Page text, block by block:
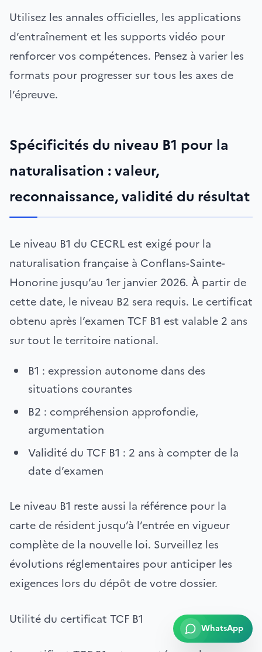
Utilisez les annales officielles, les applications
d’entraînement et les supports vidéo pour
renforcer vos compétences. Pensez à varier les
formats pour progresser sur tous les axes de
l’épreuve.
Spécificités du niveau B1 pour la
naturalisation : valeur,
reconnaissance, validité du résultat
Le niveau B1 du CECRL est exigé pour la
naturalisation française à Conflans-Sainte-
Honorine jusqu’au 1er janvier 2026. À partir de
cette date, le niveau B2 sera requis. Le certificat
obtenu après l’examen TCF B1 est valable 2 ans
sur tout le territoire national.
B1 : expression autonome dans des
situations courantes
B2 : compréhension approfondie,
argumentation
Validité du TCF B1 : 2 ans à compter de la
date d’examen
Le niveau B1 reste aussi la référence pour la
carte de résident jusqu’à l’entrée en vigueur
complète de la nouvelle loi. Surveillez les
évolutions réglementaires pour anticiper les
exigences lors du dépôt de votre dossier.
Utilité du certificat TCF B1
WhatsApp